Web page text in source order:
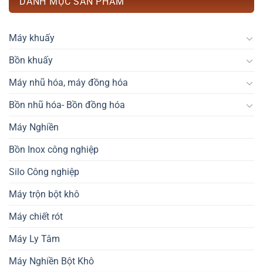
Máy khuấy
Bồn khuấy
Máy nhũ hóa, máy đồng hóa
Bồn nhũ hóa- Bồn đồng hóa
Máy Nghiền
Bồn Inox công nghiệp
Silo Công nghiệp
Máy trộn bột khô
Máy chiết rót
Máy Ly Tâm
Máy Nghiền Bột Khô